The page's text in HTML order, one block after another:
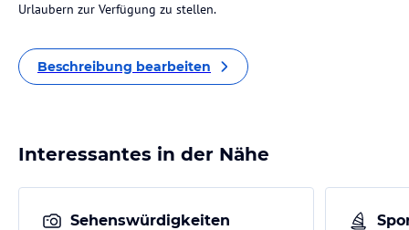
Urlaubern zur Verfügung zu stellen.
Beschreibung bearbeiten
Interessantes in der Nähe
Sehenswürdigkeiten